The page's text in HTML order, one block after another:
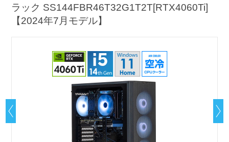
ラック SS144FBR46T32G1T2T[RTX4060Ti]
【2024年7月モデル】